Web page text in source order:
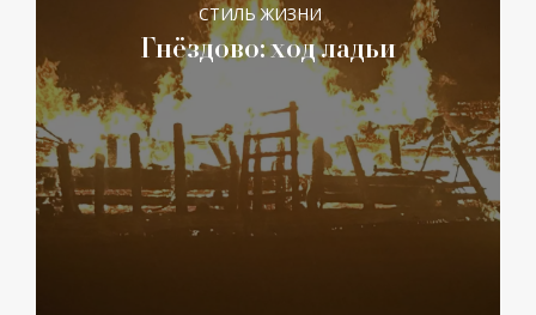
СТИЛЬ ЖИЗНИ
Гнёздово: ход ладьи